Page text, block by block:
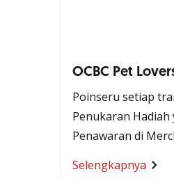
OCBC Pet
Poinseru setiap
Penukaran Hadiah
Penawaran di
Selengkapnya